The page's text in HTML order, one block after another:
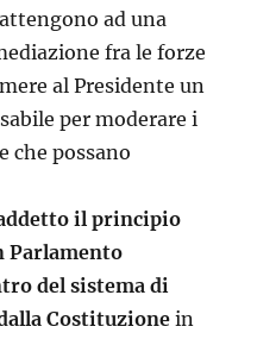
ad una
fra le forze
al Presidente un
per moderare i
possano
il principio
Parlamento
del sistema di
Costituzionein